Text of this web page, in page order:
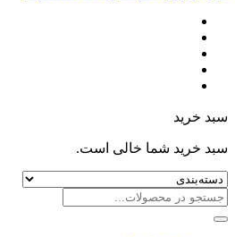
سبد خرید
سبد خرید شما خالی است.